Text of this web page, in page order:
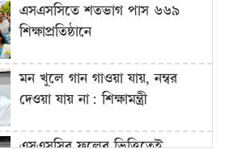
এসএসসিতে শতভাগ পাস ৬৬৯
শিক্ষাপ্রতিষ্ঠানে
মন খুলে গান গাওয়া যায়, নম্বর
দেওয়া যায় না: শিক্ষামন্ত্রী